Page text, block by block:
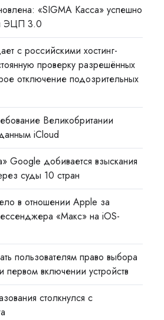
«SIGMA Касса» успешно
ЭЦП 3.0
с российскими хостинг-
проверку разрешённых
отключение подозрительных
Великобритании
iCloud
Google добивается взыскания
суды 10 стран
в отношении Apple за
«Макс» на iOS-
пользователям право выбора
включении устройств
столкнулся с